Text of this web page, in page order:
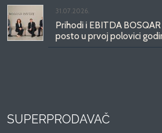
31.07.2026.
Prihodi i EBITDA
posto u prvoj polovici
SUPERPRODAVAČ